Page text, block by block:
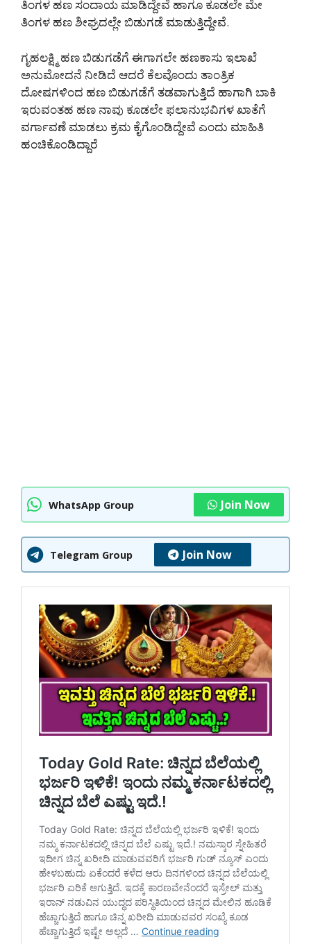
ತಿಂಗಳ ಹಣ ಸಂದಾಯ ಮಾಡಿದ್ದೇವೆ ಹಾಗೂ ಕೂಡಲೇ ಮೇ
ತಿಂಗಳ ಹಣ ಶೀಘ್ರದಲ್ಲೇ ಬಿಡುಗಡೆ ಮಾಡುತ್ತಿದ್ದೇವೆ.
ಗೃಹಲಕ್ಷ್ಮಿ ಹಣ ಬಿಡುಗಡೆಗೆ ಈಗಾಗಲೇ ಹಣಕಾಸು ಇಲಾಖೆ
ಅನುಮೋದನೆ ನೀಡಿದೆ ಆದರೆ ಕೆಲವೊಂದು ತಾಂತ್ರಿಕ
ದೋಷಗಳಿಂದ ಹಣ ಬಿಡುಗಡೆಗೆ ತಡವಾಗುತ್ತಿದೆ ಹಾಗಾಗಿ ಬಾಕಿ
ಇರುವಂತಹ ಹಣ ನಾವು ಕೂಡಲೇ ಫಲಾನುಭವಿಗಳ ಖಾತೆಗೆ
ವರ್ಗಾವಣೆ ಮಾಡಲು ಕ್ರಮ ಕೈಗೊಂಡಿದ್ದೇವೆ ಎಂದು ಮಾಹಿತಿ
ಹಂಚಿಕೊಂಡಿದ್ದಾರೆ
WhatsApp Group Join Now
Telegram Group Join Now